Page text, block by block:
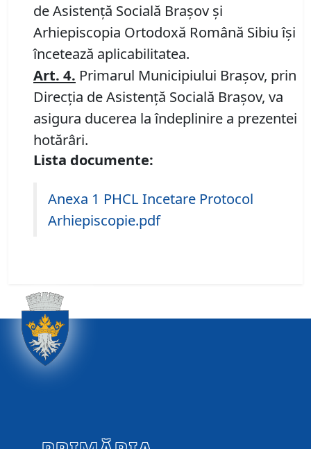
de Asistență Socială Braşov şi
Arhiepiscopia Ortodoxă Română Sibiu își
încetează aplicabilitatea.
Art. 4. Primarul Municipiului Braşov, prin
Direcţia de Asistenţă Socială Braşov, va
asigura ducerea la îndeplinire a prezentei
hotărâri.
Lista documente:
Anexa 1 PHCL Incetare Protocol
Arhiepiscopie.pdf